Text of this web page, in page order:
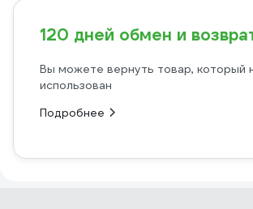
120 дней обмен и
Вы можете вернуть товар, который
использован
Подробнее